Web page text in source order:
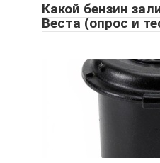
Какой бензин
Веста (опрос и